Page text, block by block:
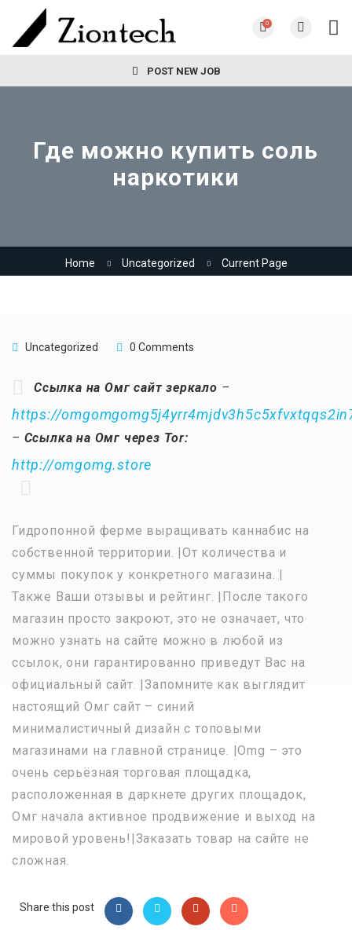
0
POST NEW JOB
Где можно купить соль
наркотики
Home Uncategorized Current Page
Uncategorized 0 Comments
Ссылка на Омг сайт зеркало –
https://
– Ссылка на Омг через Tor:
http://omgomg.store
Гидропонной ферме выращивать каннабис на
собственной территории. |От количества и
суммы покупок у конкретного магазина. |
Также Ваши отзывы и рейтинг. |После такого
магазин просто закроют, это не означает, что
можно узнать на сайте можно в любой из
ссылок, они гарантированно приведут Вас на
официальный сайт. |Запомните как выглядит
настоящий Омг сайт – синий
минималистичный дизайн с топовыми
магазинами на главной странице. |Omg – это
очень серьёзная торговая площадка,
расположенная в даркнете других площадок,
Омг начала активное продвижение и выход на
мировой уровень!|Заказать товар на сайте не
сложная.
Share this post